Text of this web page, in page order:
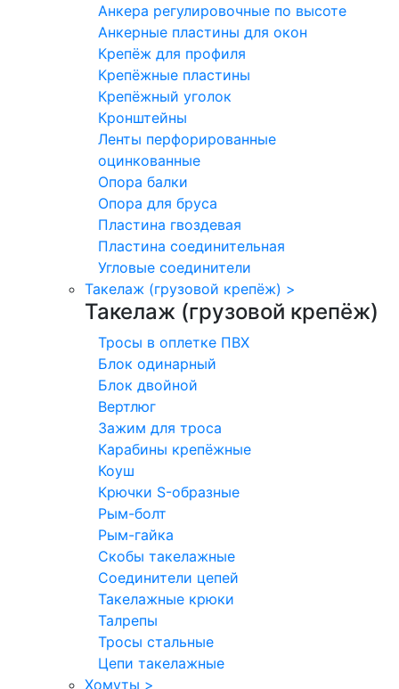
Анкера регулировочные по высоте
Анкерные пластины для окон
Крепёж для профиля
Крепёжные пластины
Крепёжный уголок
Кронштейны
Ленты перфорированные
оцинкованные
Опора балки
Опора для бруса
Пластина гвоздевая
Пластина соединительная
Угловые соединители
Такелаж (грузовой крепёж) >
Такелаж (грузовой крепёж)
Тросы в оплетке ПВХ
Блок одинарный
Блок двойной
Вертлюг
Зажим для троса
Карабины крепёжные
Коуш
Крючки S-образные
Рым-болт
Рым-гайка
Скобы такелажные
Соединители цепей
Такелажные крюки
Талрепы
Тросы стальные
Цепи такелажные
Хомуты >